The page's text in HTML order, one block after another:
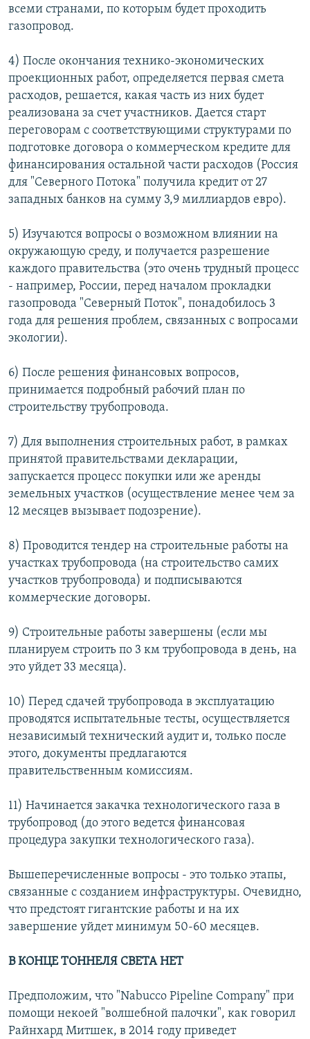
всеми странами, по которым будет проходить
газопровод.
4) После окончания технико-экономических
проекционных работ, определяется первая смета
расходов, решается, какая часть из них будет
реализована за счет участников. Дается старт
переговорам с соответствующими структурами по
подготовке договора о коммерческом кредите для
финансирования остальной части расходов (Россия
для "Северного Потока" получила кредит от 27
западных банков на сумму 3,9 миллиардов евро).
5) Изучаются вопросы о возможном влиянии на
окружающую среду, и получается разрешение
каждого правительства (это очень трудный процесс
- например, России, перед началом прокладки
газопровода "Северный Поток", понадобилось 3
года для решения проблем, связанных с вопросами
экологии).
6) После решения финансовых вопросов,
принимается подробный рабочий план по
строительству трубопровода.
7) Для выполнения строительных работ, в рамках
принятой правительствами декларации,
запускается процесс покупки или же аренды
земельных участков (осуществление менее чем за
12 месяцев вызывает подозрение).
8) Проводится тендер на строительные работы на
участках трубопровода (на строительство самих
участков трубопровода) и подписываются
коммерческие договоры.
9) Строительные работы завершены (если мы
планируем строить по 3 км трубопровода в день, на
это уйдет 33 месяца).
10) Перед сдачей трубопровода в эксплуатацию
проводятся испытательные тесты, осуществляется
независимый технический аудит и, только после
этого, документы предлагаются
правительственным комиссиям.
11) Начинается закачка технологического газа в
трубопровод (до этого ведется финансовая
процедура закупки технологического газа).
Вышеперечисленные вопросы - это только этапы,
связанные с созданием инфраструктуры. Очевидно,
что предстоят гигантские работы и на их
завершение уйдет минимум 50-60 месяцев.
В КОНЦЕ ТОННЕЛЯ СВЕТА НЕТ
Предположим, что "Nabucco Pipeline Company" при
помощи некоей "волшебной палочки", как говорил
Райнхард Митшек, в 2014 году приведет